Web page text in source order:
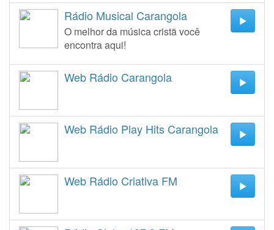
Rádio Musical Carangola
O melhor da música cristã você
encontra aqui!
Web Rádio Carangola
Web Rádio Play Hits Carangola
Web Rádio Criativa FM